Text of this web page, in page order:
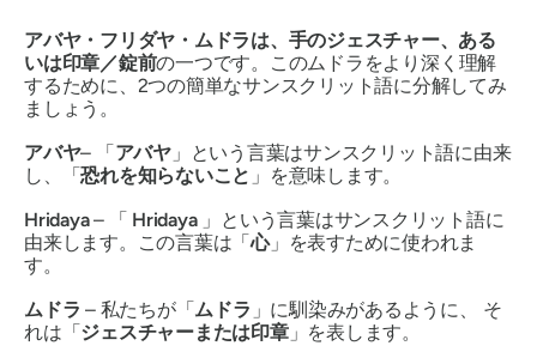
アバヤ・フリダヤ・ムドラは、手のジェスチャー、ある
いは印章／錠前の一つです。このムドラ をより深く理解
するために、2つの簡単なサンスクリット語に分解してみ
ましょう。
アバヤ– 「アバヤ」 という言葉はサンスクリット語に由来
し、「恐れを知らないこと 」を意味します。
Hridaya– 「 Hridaya 」 という言葉はサンスクリット語に
由来します。この言葉は「心」を表すために使われま
す。
ムドラ – 私たちが「ムドラ 」に馴染みがあるように、
そ
れは「ジェスチャーまたは印章」を表します。